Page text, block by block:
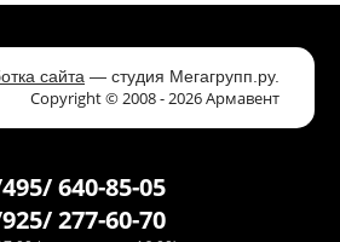
сайта — студия Мегагрупп.ру.
Copyright © 2008 - 2026 Армавент
640-85-05
277-60-70